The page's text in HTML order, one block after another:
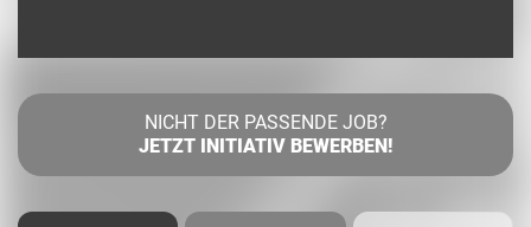
NICHT DER PASSENDE JOB?
JETZT INITIATIV BEWERBEN!